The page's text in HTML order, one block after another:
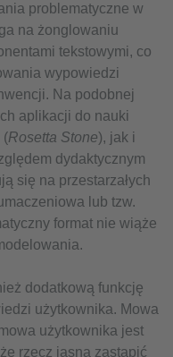
problematyczne w
na żonglowaniu
tekstowymi, co
wypowiedzi
Na podobnej
aplikacji do nauki
(Rosetta Stone), jak i
dydaktycznym
się na przestarzałych
lub tzw.
format nie wiąże
dodatkową funkcję
użytkownika. Mowa
użytkownika jest
rzecz jasna zastąpić